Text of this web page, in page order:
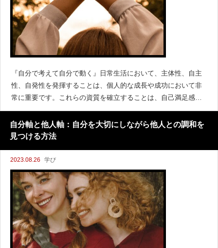
『自分で考えて自分で動く』日常生活において、主体性、自主
性、自発性を発揮することは、個人的な成長や成功において非
常に重要です。これらの資質を確立することは、自己満足感を
高め、より充実感のある人生を築く鍵となります。今日は、主
体性、自主性、自発性の確立について詳し
自分軸と他人軸：自分を大切にしながら他人との調和を
見つける方法
2023.08.26 学び